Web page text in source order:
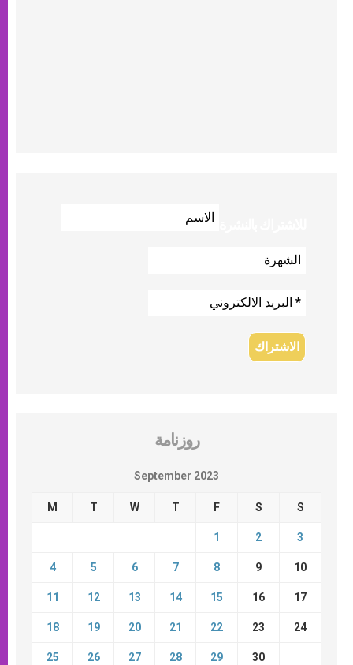
روزنامة
September 2023
M T W T F S S
1 2 3
4 5 6 7 8 9 10
11 12 13 14 15 16 17
18 19 20 21 22 23 24
25 26 27 28 29 30